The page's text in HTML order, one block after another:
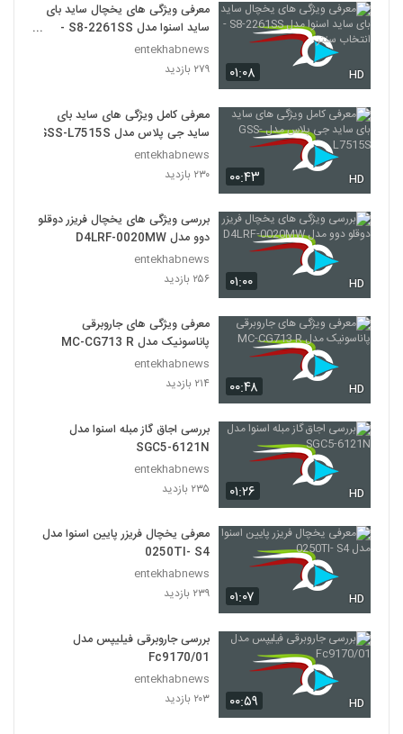
۰۱:۰۸ HD
معرفی ویژگی های یخچال ساید بای
ساید اسنوا مدل S8-2261SS -
انتخاب سنتر
entekhabnews
۲۷۹ بازدید
۰۰:۴۳ HD
معرفی کامل ویژگی های ساید بای
ساید جی پلاس مدل GSS-L7515S
entekhabnews
۲۳۰ بازدید
۰۱:۰۰ HD
بررسی ویژگی های یخچال فریزر دوقلو
دوو مدل D4LRF-0020MW
entekhabnews
۲۵۶ بازدید
۰۰:۴۸ HD
معرفی ویژگی های جاروبرقی
پاناسونیک مدل MC-CG713 R
entekhabnews
۲۱۴ بازدید
۰۱:۲۶ HD
بررسی اجاق گاز مبله اسنوا مدل
SGC5-6121N
entekhabnews
۲۳۵ بازدید
۰۱:۰۷ HD
معرفی یخچال فریزر پایین اسنوا مدل
0250TI- S4
entekhabnews
۲۳۹ بازدید
۰۰:۵۹ HD
بررسی جاروبرقی فیلیپس مدل
Fc9170/01
entekhabnews
۲۰۳ بازدید